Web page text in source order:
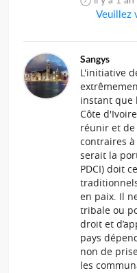
Veuillez
Sangys
L'initiative
instant que
Côte
réunir et
contraires à
serait la
PDCI) doit
en paix. Il
tribale ou
droit et
pays
non de
les